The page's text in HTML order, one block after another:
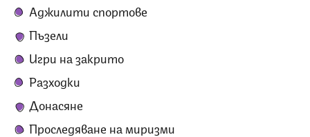
Аджилити спортове
Пъзели
Игри на закрито
Разходки
Донасяне
Проследяване на миризми